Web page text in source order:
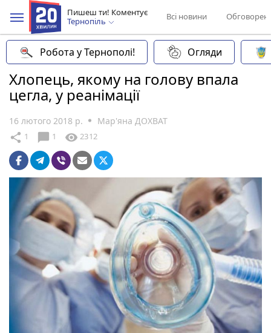
Пишеш ти! Коментує
Тернопіль
Всі новини
Робота у Тернополі! Огляди
Хлопець, якому на голову впала
цегла, у реанімації
16 лютого 2018 р. Мар'яна ДОХВАТ
share 1 chat_bubble 1 visibility 2312